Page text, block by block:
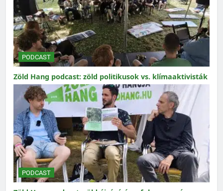
PODCAST
Zöld Hang podcast: zöld politikusok vs. klímaaktivisták
PODCAST